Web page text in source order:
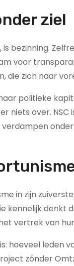
ziel
is bezinning.
voor
die zich naar
politieke
niets over.
in zijn
kennelijk denkt
vertrek van
hoeveel leden
zónder